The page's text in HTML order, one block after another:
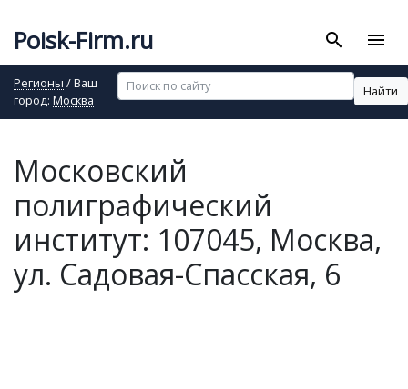
Poisk-Firm.ru search menu
Регионы / Ваш
город: Москва
Найти
Московский
полиграфический
институт: 107045, Москва,
ул. Садовая-Спасская, 6